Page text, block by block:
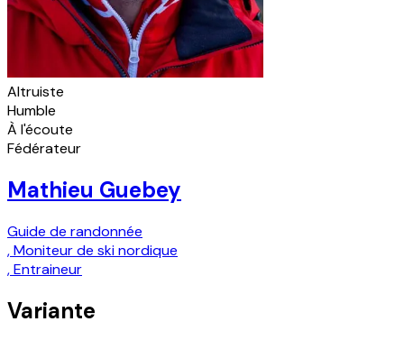
Altruiste
Humble
À l'écoute
Fédérateur
Mathieu Guebey
Guide de randonnée
,Moniteur de ski nordique
,Entraineur
Variante